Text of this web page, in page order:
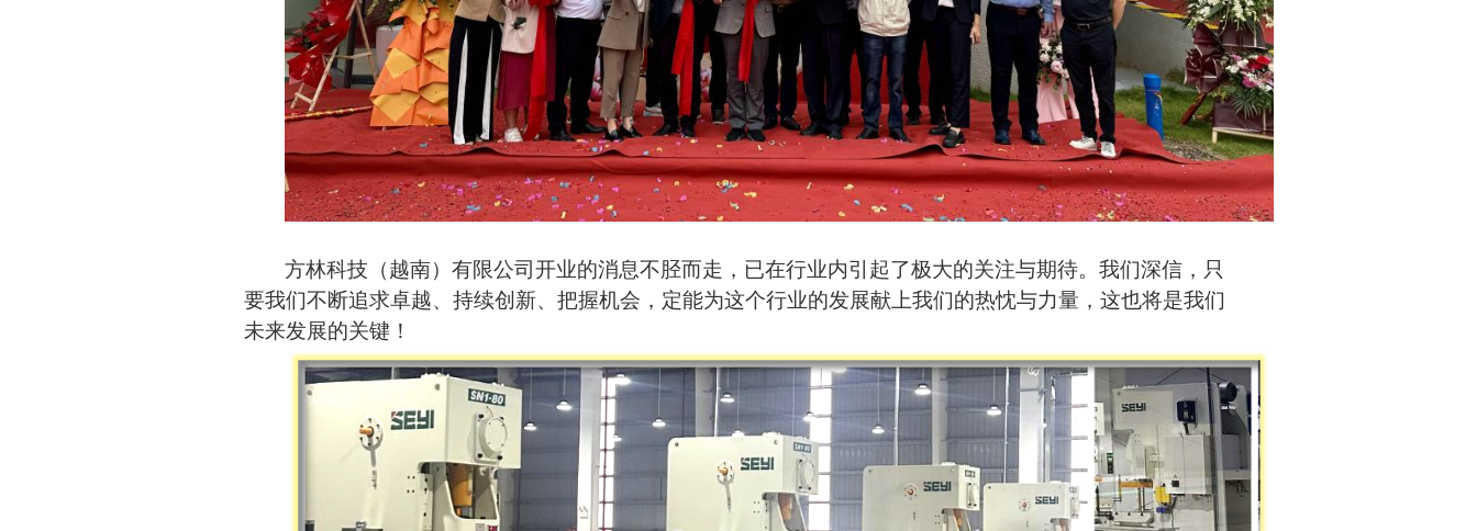
方林科技（越南）有限公司开业的消息不胫而走，已在行业内引起了极大的关注与期待。我们深信，只
要我们不断追求卓越、持续创新、把握机会，定能为这个行业的发展献上我们的热忱与力量，这也将是我们
未来发展的关键！